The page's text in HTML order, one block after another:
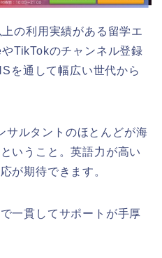
の利用実績がある留学エ
TikTokのチャンネル登録
を通して幅広い世代から
サルタントのほとんどが海
いうこと。英語力が高い
が期待できます。
一貫してサポートが手厚